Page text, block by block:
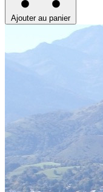
Ajouter au panier